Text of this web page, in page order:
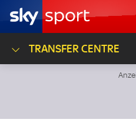
TRANSFER CENTRE